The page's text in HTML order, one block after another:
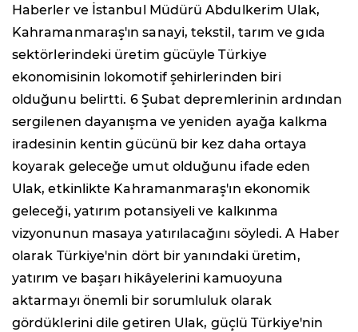
Haberler ve İstanbul Müdürü Abdulkerim Ulak,
Kahramanmaraş'ın sanayi, tekstil, tarım ve gıda
sektörlerindeki üretim gücüyle Türkiye
ekonomisinin lokomotif şehirlerinden biri
olduğunu belirtti. 6 Şubat depremlerinin ardından
sergilenen dayanışma ve yeniden ayağa kalkma
iradesinin kentin gücünü bir kez daha ortaya
koyarak geleceğe umut olduğunu ifade eden
Ulak, etkinlikte Kahramanmaraş'ın ekonomik
geleceği, yatırım potansiyeli ve kalkınma
vizyonunun masaya yatırılacağını söyledi. A Haber
olarak Türkiye'nin dört bir yanındaki üretim,
yatırım ve başarı hikâyelerini kamuoyuna
aktarmayı önemli bir sorumluluk olarak
gördüklerini dile getiren Ulak, güçlü Türkiye'nin